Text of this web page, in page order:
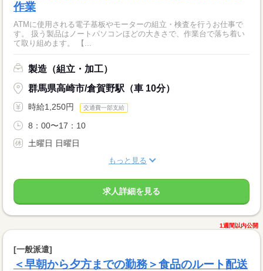
作業
ATMに使用される電子基板やモーターの組立・検査を行うお仕事で
す。 扱う製品はノートパソコンほどの大きさで、作業台で落ち着い
て取り組めます。 【...
製造（組立・加工）
群馬県高崎市/倉賀野駅（車 10分）
時給1,250円 交通費一部支給
8：00〜17：10
土曜日 日曜日
もっと見る
求人詳細を見る
1週間以内公開
[一般派遣]
＜早朝から夕方までの勤務＞食品のルート配送